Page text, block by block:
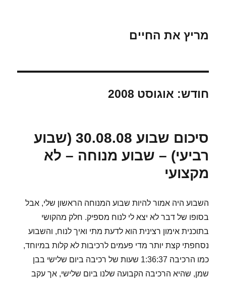
מריץ את החיים
חודש: אוגוסט 2008
סיכום שבוע 30.08.08 (שבוע
רביעי) – שבוע מנוחה – לא
מקצועי
השבוע היה אמור להיות שבוע המנוחה הראשון שלי, אבל
בסופו של דבר לא יצא לי לנוח מספיק. חלק מהקושי
בתוכנית אימון רצינית הוא לדעת מתי ואיך לנוח, והשבוע
נסחפתי קצת יותר מדי פעמים לרכיבות לא קלות במיוחד,
כמו הרכיבה 1:36:37 שעות של רכיבה ביום שלישי בבן
שמן, שהיא הרכיבה הקבועה שלנו ביום שלישי, אך עקב